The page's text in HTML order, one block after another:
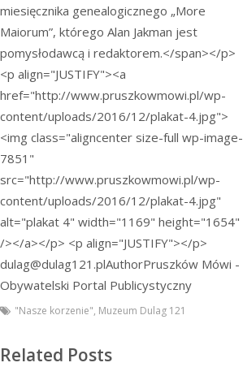
miesięcznika genealogicznego „More
Maiorum”, którego Alan Jakman jest
pomysłodawcą i redaktorem.</span></p>
<p align="JUSTIFY"><a
href="http://www.pruszkowmowi.pl/wp-
content/uploads/2016/12/plakat-4.jpg">
<img class="aligncenter size-full wp-image-
7851"
src="http://www.pruszkowmowi.pl/wp-
content/uploads/2016/12/plakat-4.jpg"
alt="plakat 4" width="1169" height="1654"
/></a></p> <p align="JUSTIFY"></p>
dulag@dulag121.plAuthorPruszków Mówi -
Obywatelski Portal Publicystyczny
"Nasze korzenie", Muzeum Dulag 121
Related Posts